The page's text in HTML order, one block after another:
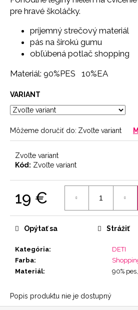
pre hravé školáčky.
príjemný strečový materiál
pás na širokú gumu
obľúbená potlač shopping
Materiál: 90%PES
10%EA
VARIANT
Môžeme doručiť do: Zvoľte variant
Zvoľte variant
Kód: Zvoľte variant
19 €
Kategória:
DETI
Farba:
Materiál: 90%
Opýtať sa Strážiť
Popis produktu nie je dostupný
a
PUSH-
29
€